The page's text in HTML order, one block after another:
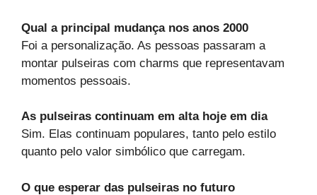
Qual a principal mudança nos anos 2000
Foi a personalização. As pessoas passaram a
montar pulseiras com charms que representavam
momentos pessoais.
As pulseiras continuam em alta hoje em dia
Sim. Elas continuam populares, tanto pelo estilo
quanto pelo valor simbólico que carregam.
O que esperar das pulseiras no futuro